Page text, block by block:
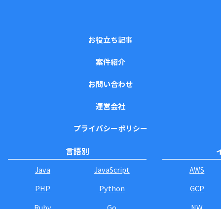
お役立ち記事
案件紹介
お問い合わせ
運営会社
プライバシーポリシー
言語別
Java
JavaScript
PHP
Python
AWS
GCP